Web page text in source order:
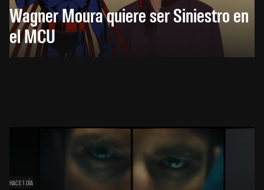
Wagner Moura quiere ser Siniestro en
el MCU
HACE 1 DÍA